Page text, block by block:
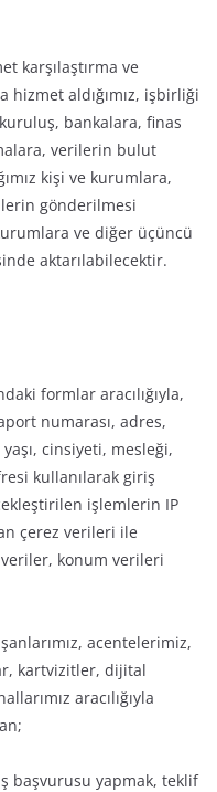
karşılaştırma ve
hizmet aldığımız, işbirliği
bankalara, finas
verilerin bulut
kişi ve kurumlara,
gönderilmesi
ve diğer üçüncü
aktarılabilecektir.
formlar aracılığıyla,
numarası, adres,
cinsiyeti, mesleği,
kullanılarak giriş
işlemlerin IP
çerez verileri ile
konum verileri
acentelerimiz,
kartvizitler, dijital
aracılığıyla
başvurusu yapmak, teklif